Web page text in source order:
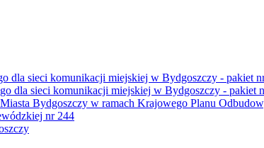
dla sieci komunikacji miejskiej w Bydgoszczy - pakiet
dla sieci komunikacji miejskiej w Bydgoszczy - pakiet
Bydgoszczy w ramach Krajowego Planu
nr 244